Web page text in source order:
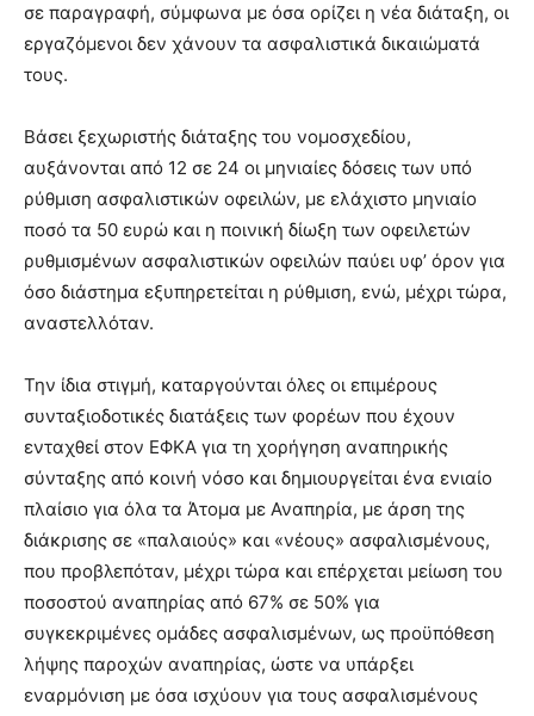
σε παραγραφή, σύμφωνα με όσα ορίζει η νέα διάταξη, οι
εργαζόμενοι δεν χάνουν τα ασφαλιστικά δικαιώματά
τους.
Βάσει ξεχωριστής διάταξης του νομοσχεδίου,
αυξάνονται από 12 σε 24 οι μηνιαίες δόσεις των υπό
ρύθμιση ασφαλιστικών οφειλών, με ελάχιστο μηνιαίο
ποσό τα 50 ευρώ και η ποινική δίωξη των οφειλετών
ρυθμισμένων ασφαλιστικών οφειλών παύει υφ’ όρον για
όσο διάστημα εξυπηρετείται η ρύθμιση, ενώ, μέχρι τώρα,
αναστελλόταν.
Την ίδια στιγμή, καταργούνται όλες οι επιμέρους
συνταξιοδοτικές διατάξεις των φορέων που έχουν
ενταχθεί στον ΕΦΚΑ για τη χορήγηση αναπηρικής
σύνταξης από κοινή νόσο και δημιουργείται ένα ενιαίο
πλαίσιο για όλα τα Άτομα με Αναπηρία, με άρση της
διάκρισης σε «παλαιούς» και «νέους» ασφαλισμένους,
που προβλεπόταν, μέχρι τώρα και επέρχεται μείωση του
ποσοστού αναπηρίας από 67% σε 50% για
συγκεκριμένες ομάδες ασφαλισμένων, ως προϋπόθεση
λήψης παροχών αναπηρίας, ώστε να υπάρξει
εναρμόνιση με όσα ισχύουν για τους ασφαλισμένους